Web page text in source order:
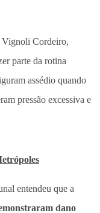
Vignoli Cordeiro,
parte da rotina
assédio quando
pressão excessiva e
entendeu que a
dano